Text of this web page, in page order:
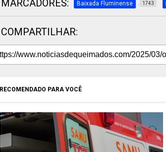
MARCADORES: Baixada Fluminense 1743
COMPARTILHAR:
RECOMENDADO PARA VOCÊ